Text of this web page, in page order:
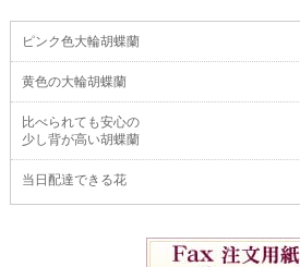
ピンク色大輪胡蝶蘭
黄色の大輪胡蝶蘭
比べられても安心の
少し背が高い胡蝶蘭
当日配達できる花